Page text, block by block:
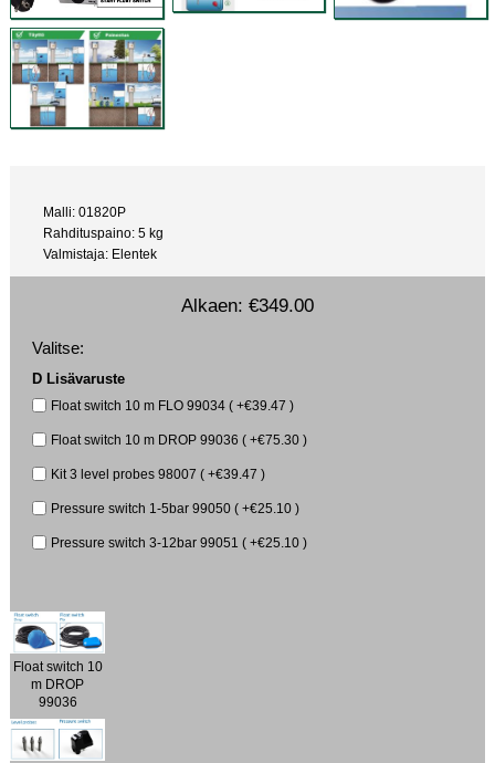
Malli: 01820P
Rahdituspaino: 5 kg
Valmistaja: Elentek
Alkaen: €349.00
Valitse:
D Lisävaruste
Float switch 10 m FLO 99034 ( +€39.47 )
Float switch 10 m DROP 99036 ( +€75.30 )
Kit 3 level probes 98007 ( +€39.47 )
Pressure switch 1-5bar 99050 ( +€25.10 )
Pressure switch 3-12bar 99051 ( +€25.10 )
Float switch 10
m DROP
99036